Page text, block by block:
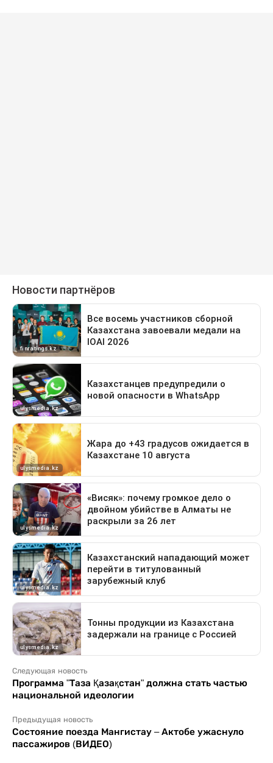
Следующая новость
Программа "Таза Қазақстан" должна стать частью
национальной идеологии
Предыдущая новость
Состояние поезда Мангистау – Актобе ужаснуло
пассажиров (ВИДЕО)